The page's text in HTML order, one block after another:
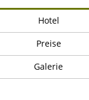
Hotel
Preise
Galerie